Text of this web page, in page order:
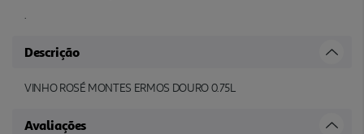
.
Descrição
VINHO ROSÉ MONTES ERMOS DOURO 0.75L
Avaliações